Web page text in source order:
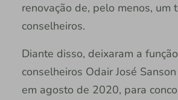
renovação de, pelo menos, um
conselheiros.
Diante disso, deixaram a
conselheiros Odair José
em agosto de 2020, para